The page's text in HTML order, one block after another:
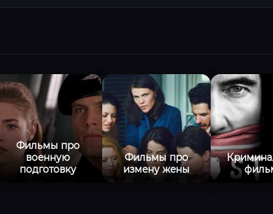
Фильмы про
военную
подготовку
Фильмы про
измену жены